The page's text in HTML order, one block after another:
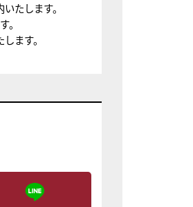
たします。
。
ます。